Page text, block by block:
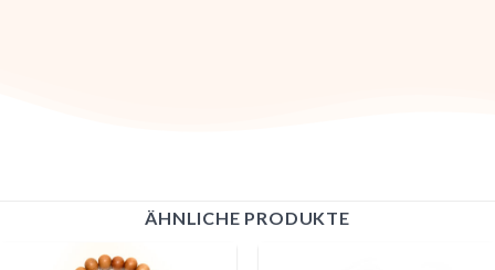
ÄHNLICHE PRODUKTE